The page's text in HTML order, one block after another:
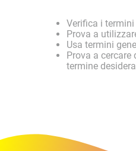
Verifica i
Prova a
Usa termini
Prova a cercare
termine